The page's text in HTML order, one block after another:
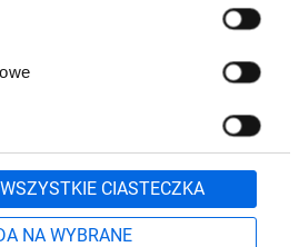
CIASTECZKA
NA WYBRANE
700 lub
71 37 61 600
kontaktowy